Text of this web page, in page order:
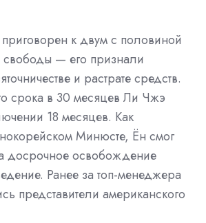
к двум с половиной
— его признали
и растрате средств.
срока в 30 месяцев Ли Чжэ
18 месяцев. Как
Минюсте, Ён смог
досрочное освобождение
Ранее за топ-менеджера
представители американского